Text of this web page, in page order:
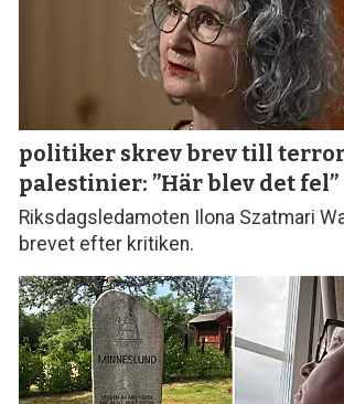
politiker skrev brev till
palestinier: ”Här blev det fel”
Riksdagsledamoten Ilona Szatmari
brevet efter kritiken.